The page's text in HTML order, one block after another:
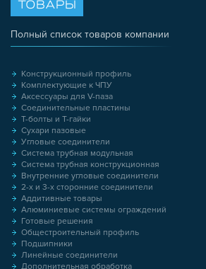
ТОВАРЫ
Полный список товаров компании
Конструкционный профиль
Комплектующие к ЧПУ
Аксессуары для V-паза
Соединительные пластины
Т-болты и Т-гайки
Сухари пазовые
Угловые соединители
Система трубная модульная
Система трубная конструкционная
Внутренние угловые соединители
2-х и 3-х сторонние соединители
Аддитивные товары
Алюминиевые системы ограждений
Готовые решения
Общестроительный профиль
Подшипники
Линейные соединители
Дополнительная обработка